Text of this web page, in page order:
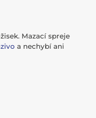
Mazací spreje
a nechybí ani